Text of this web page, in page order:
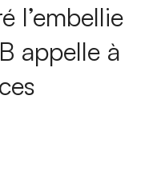
l’embellie
appelle à